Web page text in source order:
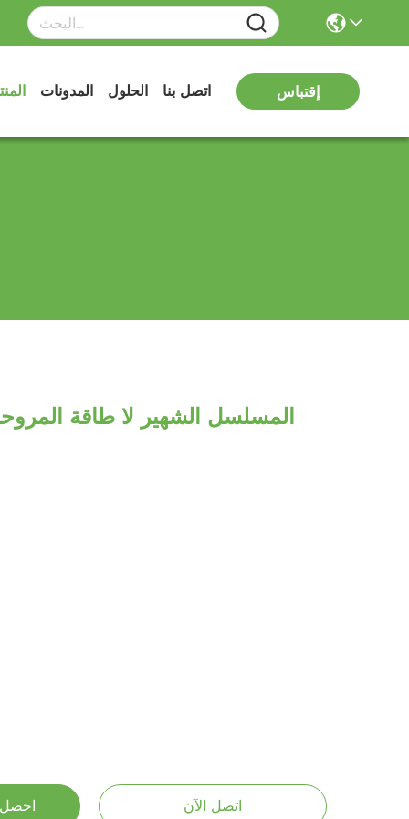
المدونات الحلول اتصل بنا إقتباس
المسلسل الشهير لا طاقة
اتصل الآن